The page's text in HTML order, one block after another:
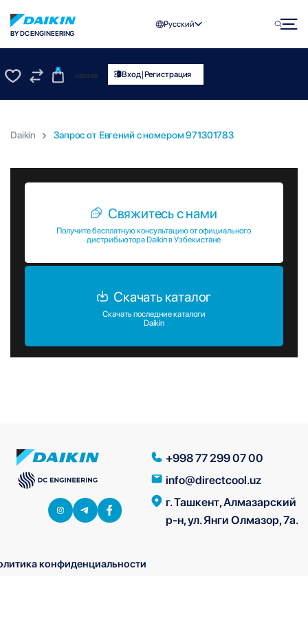
BY DC ENGINEERING
Русский
0
UZS0.00 Вход|Регистрация
Daikin Запрос от Евгений c номером 971301783
Свяжитесь с нами
Получите бесплатную консультацию от официального
дистрибьютора Daikin в Узбекистане
Скачать каталог
Скачать последние каталоги
Daikin
+998 77 299 07 00
info@directcool.uz
г. Ташкент, Алмазарский
р-н, ул. Янги Олмазор, 7а.
конфиденциальности